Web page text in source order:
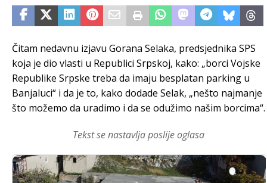
Čitam nedavnu izjavu Gorana Selaka, predsjednika SPS
koja je dio vlasti u Republici Srpskoj, kako: „borci Vojske
Republike Srpske treba da imaju besplatan parking u
Banjaluci“ i da je to, kako dodade Selak, „nešto najmanje
što možemo da uradimo i da se odužimo našim borcima“.
Tekst se nastavlja poslije oglasa